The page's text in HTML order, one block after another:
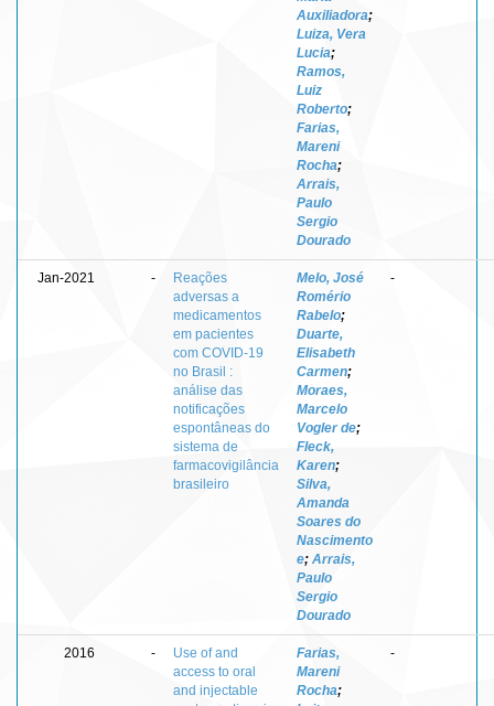
Auxiliadora;
Luiza, Vera
Lucia;
Ramos,
Luiz
Roberto;
Farias,
Mareni
Rocha;
Arrais,
Paulo
Sergio
Dourado
Jan-2021 -
Reações
adversas a
medicamentos
em pacientes
com COVID-19
no Brasil :
análise das
notificações
espontâneas do
sistema de
farmacovigilância
brasileiro
Melo, José
Romério
Rabelo;
Duarte,
Elisabeth
Carmen;
Moraes,
Marcelo
Vogler de;
Fleck,
Karen;
Silva,
Amanda
Soares do
Nascimento
e; Arrais,
Paulo
Sergio
Dourado
-
2016 -
Use of and
access to oral
and injectable
Farias,
Mareni
Rocha;
-